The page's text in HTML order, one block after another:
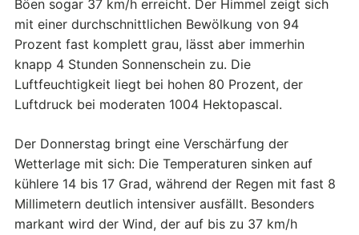
Böen sogar 37 km/h erreicht. Der Himmel zeigt sich
mit einer durchschnittlichen Bewölkung von 94
Prozent fast komplett grau, lässt aber immerhin
knapp 4 Stunden Sonnenschein zu. Die
Luftfeuchtigkeit liegt bei hohen 80 Prozent, der
Luftdruck bei moderaten 1004 Hektopascal.
Der Donnerstag bringt eine Verschärfung der
Wetterlage mit sich: Die Temperaturen sinken auf
kühlere 14 bis 17 Grad, während der Regen mit fast 8
Millimetern deutlich intensiver ausfällt. Besonders
markant wird der Wind, der auf bis zu 37 km/h